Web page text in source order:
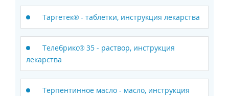
Таргетек® - таблетки, инструкция лекарства
Телебрикс® 35 - раствор, инструкция
лекарства
Терпентинное масло - масло, инструкция